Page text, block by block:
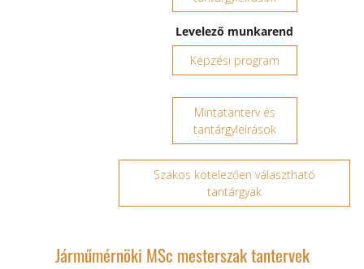
Levelező munkarend
Képzési program
Mintatanterv és
tantárgyleírások
Szakos kötelezően választható
tantárgyak
Járműmérnöki MSc mesterszak tantervek